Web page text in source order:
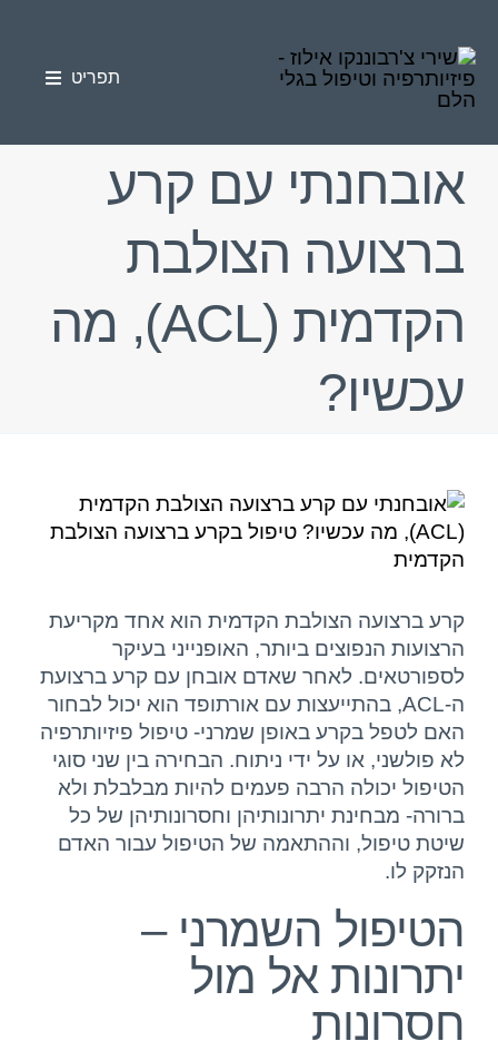
תפריט
פציעות ספורט
כאב כרוני
סוגי הטיפולים
אודות
יצירת קשר
אובחנתי עם קרע
ברצועה הצולבת
הקדמית (ACL), מה
עכשיו?
צפה
בתמונה
מוגדלת
קרע ברצועה הצולבת הקדמית הוא אחד מקריעת
הרצועות הנפוצים ביותר, האופנייני בעיקר
לספורטאים. לאחר שאדם אובחן עם קרע ברצועת
ה-ACL, בהתייעצות עם אורתופד הוא יכול לבחור
האם לטפל בקרע באופן שמרני- טיפול פיזיותרפיה
לא פולשני, או על ידי ניתוח. הבחירה בין שני סוגי
הטיפול יכולה הרבה פעמים להיות מבלבלת ולא
ברורה- מבחינת יתרונותיהן וחסרונותיהן של כל
שיטת טיפול, וההתאמה של הטיפול עבור האדם
הנזקק לו.
הטיפול השמרני –
יתרונות אל מול
חסרונות